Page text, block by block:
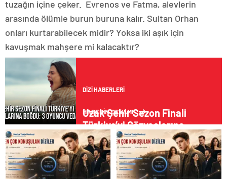
tuzağın içine çeker. Evrenos ve Fatma, alevlerin
arasında ölümle burun buruna kalır. Sultan Orhan
onları kurtarabilecek midir? Yoksa iki aşık için
kavuşmak mahşere mi kalacaktır?
DIZI HABERLERI
Uzak Şehir Sezon Finali
Türkiye’yi Gözyaşlarına
Boğdu: 3 Oyuncu Veda Etti
HABERİN DEVAMI